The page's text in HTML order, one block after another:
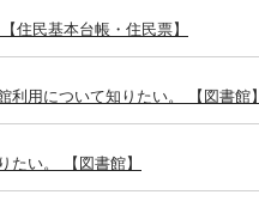
住民基本台帳・住民票】
利用について知りたい。 【図書館】
たい。 【図書館】